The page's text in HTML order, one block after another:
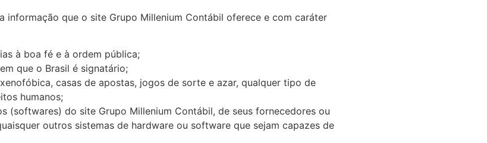
que o site Grupo Millenium Contábil oferece e com caráter
à boa fé e à ordem pública;
que o Brasil é signatário;
casas de apostas, jogos de sorte e azar, qualquer tipo de
humanos;
(softwares) do site Grupo Millenium Contábil, de seus fornecedores ou
outros sistemas de hardware ou software que sejam capazes de